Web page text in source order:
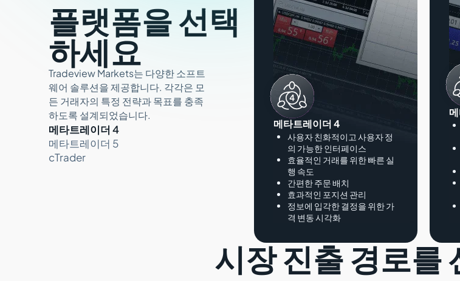
플랫폼을 선택
하세요
Tradeview Markets는 다양한 소프트
웨어 솔루션을 제공합니다. 각각은 모
든 거래자의 특정 전략과 목표를 충족
하도록 설계되었습니다.
메타트레이더 4
메타트레이더 5
cTrader
메타트레이더 4
사용자 친화적이고 사용자 정
의 가능한 인터페이스
효율적인 거래를 위한 빠른 실
행 속도
간편한 주문 배치
효과적인 포지션 관리
정보에 입각한 결정을 위한 가
격 변동 시각화
시장 진출 경로를